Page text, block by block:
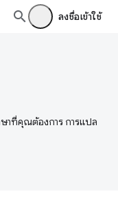
ลงชื่อเข้าใช้
ษาที่คุณต้องการ การแปล